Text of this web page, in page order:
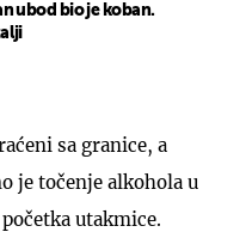
ubod bio je koban.
sa granice, a
je točenje alkohola u
utakmice.